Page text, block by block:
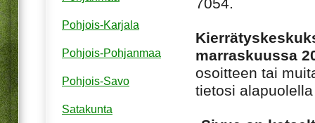
marraskuussa
osoitteen tai
tietosi
Pohjois-Karjala
Pohjois-Pohjanmaa
Pohjois-Savo
Satakunta